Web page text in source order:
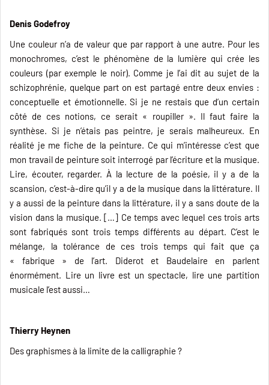
Denis Godefroy
Une couleur n’a de valeur que par rapport à une autre. Pour les
monochromes, c’est le phénomène de la lumière qui crée les
couleurs (par exemple le noir). Comme je l’ai dit au sujet de la
schizophrénie, quelque part on est partagé entre deux envies :
conceptuelle et émotionnelle. Si je ne restais que d’un certain
côté de ces notions, ce serait « roupiller ». Il faut faire la
synthèse. Si je n’étais pas peintre, je serais malheureux. En
réalité je me fiche de la peinture. Ce qui m’intéresse c’est que
mon travail de peinture soit interrogé par l’écriture et la musique.
Lire, écouter, regarder. À la lecture de la poésie, il y a de la
scansion, c’est-à-dire qu’il y a de la musique dans la littérature. Il
y a aussi de la peinture dans la littérature, il y a sans doute de la
vision dans la musique. […] Ce temps avec lequel ces trois arts
sont fabriqués sont trois temps différents au départ. C’est le
mélange, la tolérance de ces trois temps qui fait que ça
« fabrique » de l’art. Diderot et Baudelaire en parlent
énormément. Lire un livre est un spectacle, lire une partition
musicale l’est aussi…
Thierry Heynen
Des graphismes à la limite de la calligraphie ?